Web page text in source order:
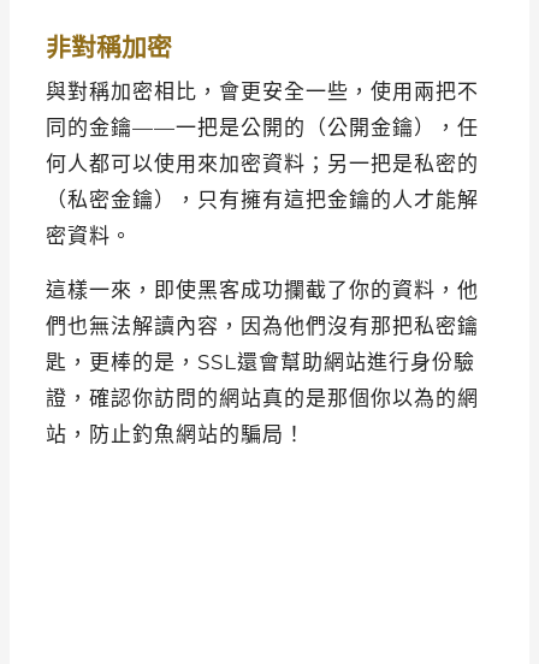
非對稱加密
與對稱加密相比，會更安全一些，使用兩把不
同的金鑰——一把是公開的（公開金鑰），任
何人都可以使用來加密資料；另一把是私密的
（私密金鑰），只有擁有這把金鑰的人才能解
密資料。
這樣一來，即使黑客成功攔截了你的資料，他
們也無法解讀內容，因為他們沒有那把私密鑰
匙，更棒的是，SSL還會幫助網站進行身份驗
證，確認你訪問的網站真的是那個你以為的網
站，防止釣魚網站的騙局！